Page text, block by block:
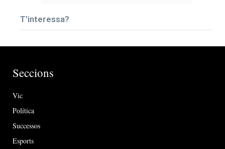
T’interessa?
Seccions
Vic
Política
Successos
Esports